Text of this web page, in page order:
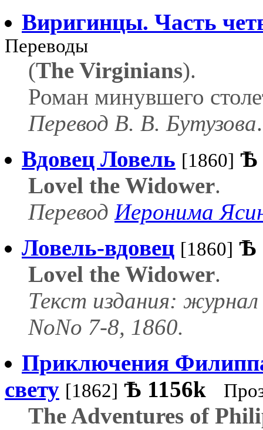
Виригинцы. Часть
Переводы
(The Virginians).
Роман минувшего
Перевод В. В. Бутузова.
Вдовец Ловель [1860] Ѣ
Lovel the Widower.
Перевод Иеронима
Ловель-вдовец [1860] Ѣ
Lovel the Widower.
Текст издания:
NoNo 7-8, 1860.
Приключения
свету [1862] Ѣ 1156k
The Adventures of